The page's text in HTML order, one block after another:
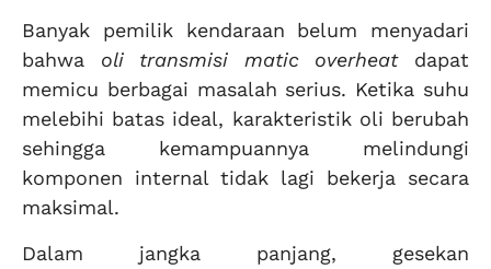
Banyak pemilik kendaraan belum menyadari
bahwa oli transmisi matic overheatdapat
memicu berbagai masalah serius. Ketika suhu
melebihi batas ideal, karakteristik oli berubah
sehingga kemampuannya melindungi
komponen internal tidak lagi bekerja secara
maksimal.
Dalam jangka panjang, gesekan